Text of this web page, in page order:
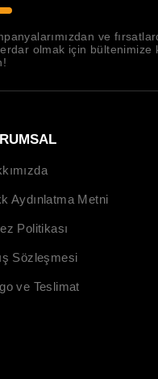
ve
olmak için bültenimize
Aydınlatma Metni
Politikası
Sözleşmesi
ve Teslimat